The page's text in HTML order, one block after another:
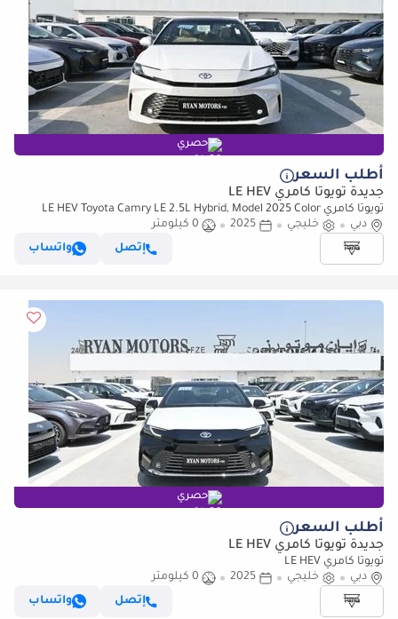
حصري
أطلب السعر
جديدة تويوتا كامري LE HEV
تويوتا كامري LE HEV Toyota Camry LE 2.5L Hybrid, Model 2025 Color
White
دبي خليجي 2025
0 كيلومتر
إتصل
واتساب
حصري
أطلب السعر
جديدة تويوتا كامري LE HEV
تويوتا كامري LE HEV
دبي
خليجي 2025
0 كيلومتر
إتصل
واتساب